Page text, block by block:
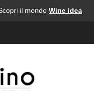
il mondo Wine idea